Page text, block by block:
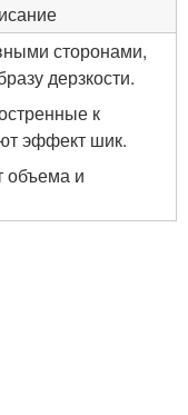
сторонами,
дерзкости.
к
эффект шик.
объема и